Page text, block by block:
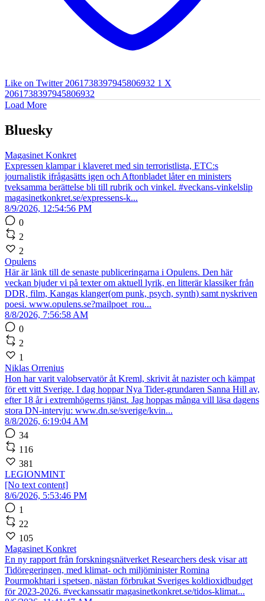
Like on Twitter 2061738397945806932 1 X
2061738397945806932
Load More
Bluesky
Magasinet Konkret
Expressen klampar i klaveret med sin terroristlista, ETC:s
journalistik ifrågasätts igen och Aftonbladet låter en ministers
tveksamma berättelse bli till rubrik och vinkel. #veckans-vinkelslip
magasinetkonkret.se/expressens-k...
8/9/2026, 12:54:56 PM
0
2
2
Opulens
Här är länk till de senaste publiceringarna i Opulens. Den här
veckan bjuder vi på texter om aktuell lyrik, en litterär klassiker från
DDR, film, Kangas klanger(om punk, psych, synth) samt nyskriven
poesi. www.opulens.se?mailpoet_rou...
8/8/2026, 7:56:58 AM
0
2
1
Niklas Orrenius
Hon har varit valobservatör åt Kreml, skrivit åt nazister och kämpat
för ett vitt Sverige. I dag hoppar Nya Tider-grundaren Sanna Hill av,
efter 18 år i extremhögerns tjänst. Jag hoppas många vill läsa dagens
stora DN-intervju: www.dn.se/sverige/kvin...
8/8/2026, 6:19:04 AM
34
116
381
LEGIONMINT
[No text content]
8/6/2026, 5:53:46 PM
1
22
105
Magasinet Konkret
En ny rapport från forskningsnätverket Researchers desk visar att
Tidöregeringen, med klimat- och miljöminister Romina
Pourmokhtari i spetsen, nästan förbrukat Sveriges koldioxidbudget
för 2023-2026. #veckanssatir magasinetkonkret.se/tidos-klimat...